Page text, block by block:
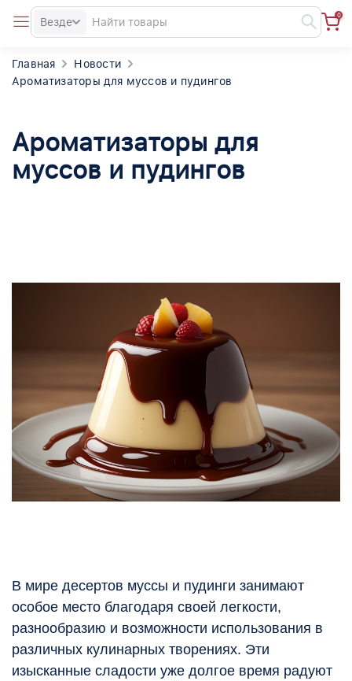
Везде
0
Главная
Новости
Ароматизаторы для муссов и пудингов
Ароматизаторы для
муссов и пудингов
В мире десертов муссы и пудинги занимают
особое место благодаря своей легкости,
разнообразию и возможности использования в
различных кулинарных творениях. Эти
изысканные сладости уже долгое время радуют